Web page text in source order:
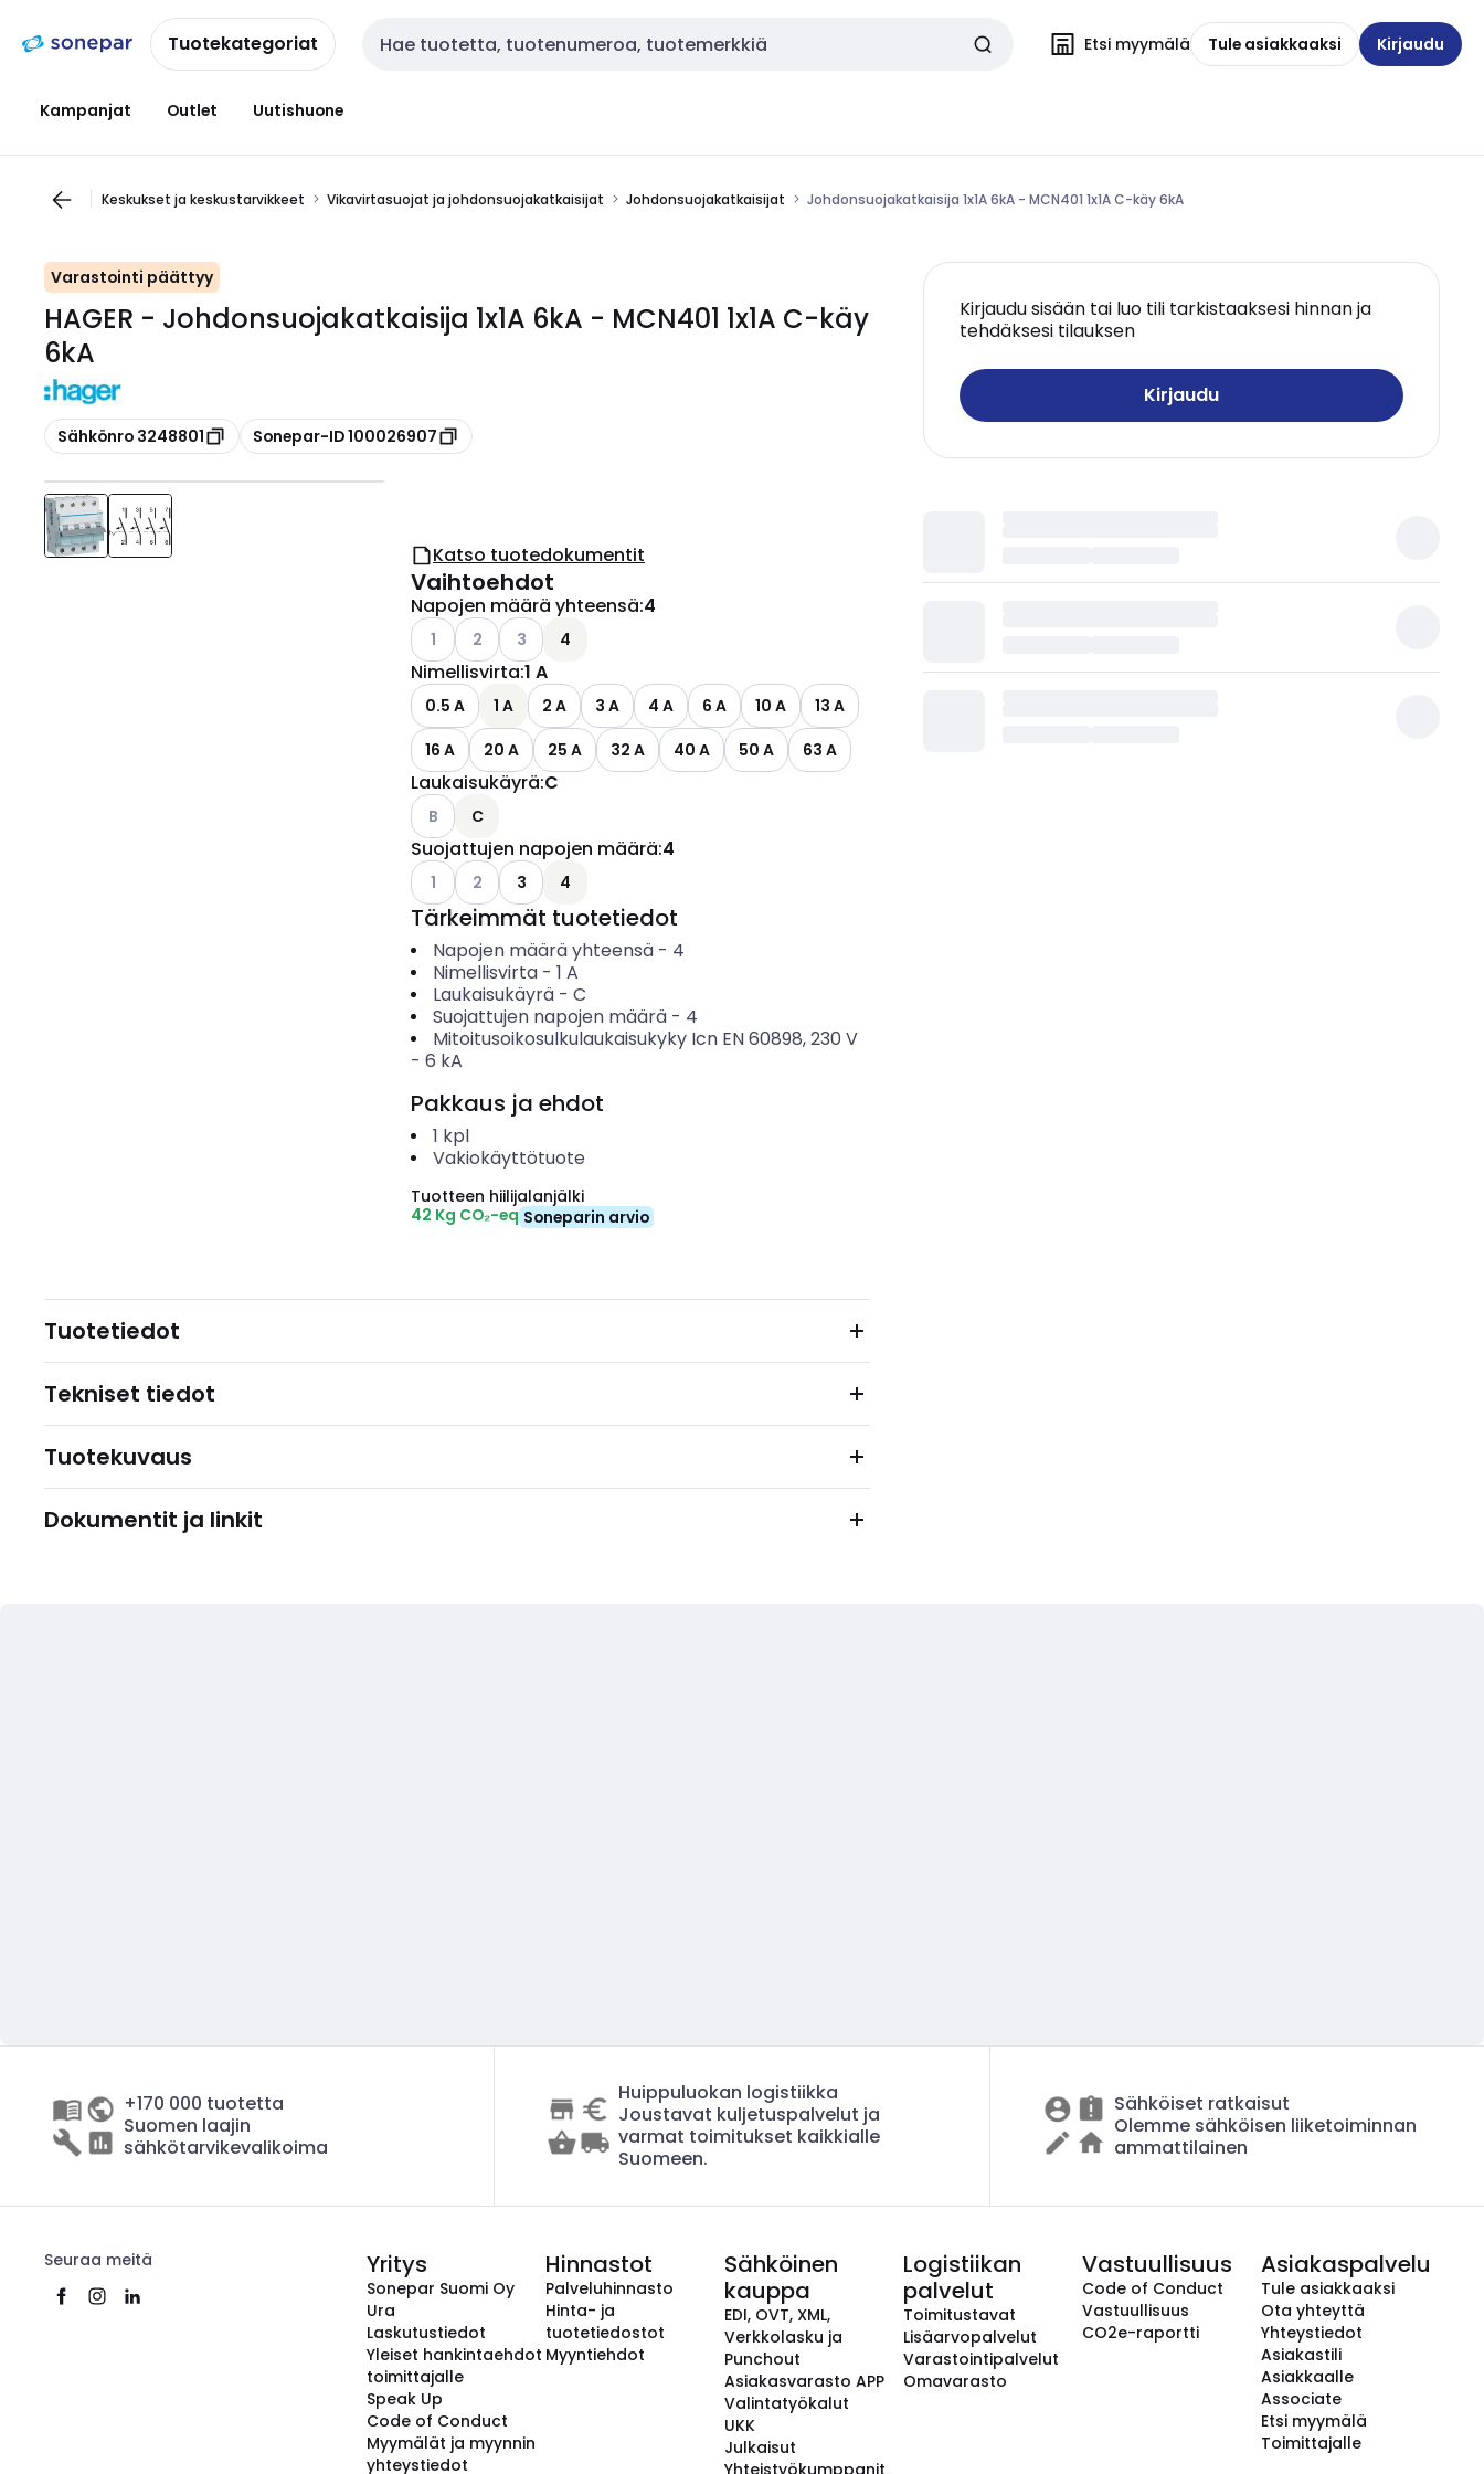
navigointiinsisältöönTuotekategoriat Haku Etsi myymälä Tule asiakkaaksi Kirjaudu
Kampanjat Outlet Uutishuone
Keskukset ja keskustarvikkeet Vikavirtasuojat ja johdonsuojakatkaisijat Johdonsuojakatkaisijat Johdonsuojakatkaisija 1x1A 6kA - MCN401 1x1A C-käy 6kA
Varastointi päättyy
HAGER - Johdonsuojakatkaisija 1x1A 6kA - MCN401 1x1A C-käy
6kA
Kopioi
Sähkönro 3248801 Kopioi
Sonepar-ID 100026907
Kirjaudu sisään tai luo tili tarkistaaksesi hinnan ja
tehdäksesi tilauksen
Kirjaudu
Katso tuotedokumentit
Vaihtoehdot
Napojen määrä yhteensä:4
Katso käytettävissä olevat vaihtoehdot
1 Katso käytettävissä olevat vaihtoehdot
2 Katso käytettävissä olevat vaihtoehdot
3 4
Nimellisvirta:1 A
0.5 A 1 A 2 A 3 A 4 A 6 A 10 A
13 A
16 A
20 A 25 A 32 A 40 A 50 A 63 A
Laukaisukäyrä:C
Katso käytettävissä olevat vaihtoehdot
B C
Suojattujen napojen määrä:4
Katso käytettävissä olevat vaihtoehdot
1 Katso käytettävissä olevat vaihtoehdot
2 3 4
Tärkeimmät tuotetiedot
Napojen määrä yhteensä- 4
Nimellisvirta- 1 A
Laukaisukäyrä- C
Suojattujen napojen määrä- 4
Mitoitusoikosulkulaukaisukyky Icn EN 60898, 230 V
- 6 kA
Pakkaus ja ehdot
1 kpl
Vakiokäyttötuote
Tuotteen hiilijalanjälki
42 Kg CO₂-eq Soneparin arvio
Tuotetiedot
Tekniset tiedot
Tuotekuvaus
Dokumentit ja linkit
+170 000 tuotetta
Suomen laajin
sähkötarvikevalikoima
Huippuluokan logistiikka
Joustavat kuljetuspalvelut ja
varmat toimitukset kaikkialle
Suomeen.
Sähköiset ratkaisut
Olemme sähköisen liiketoiminnan
ammattilainen
Seuraa meitä Yritys
Sonepar Suomi Oy
Ura
Laskutustiedot
Yleiset hankintaehdot
toimittajalle
Speak Up
Code of Conduct
Myymälät ja myynnin
yhteystiedot
Hinnastot
Palveluhinnasto
Hinta- ja
tuotetiedostot
Myyntiehdot
Sähköinen
kauppa
EDI, OVT, XML,
Verkkolasku ja
Punchout
Asiakasvarasto APP
Valintatyökalut
UKK
Julkaisut
Yhteistyökumppanit
Logistiikan
palvelut
Toimitustavat
Lisäarvopalvelut
Varastointipalvelut
Omavarasto
Vastuullisuus
Code of Conduct
Vastuullisuus
CO2e-raportti
Asiakaspalvelu
Tule asiakkaaksi
Ota yhteyttä
Yhteystiedot
Asiakastili
Asiakkaalle
Associate
Etsi myymälä
Toimittajalle